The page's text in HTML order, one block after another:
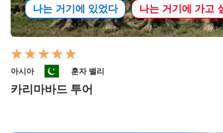
나는 거기에 있었다 나는 거기에 가고
아시아 훈자 밸리
카리마바드 투어